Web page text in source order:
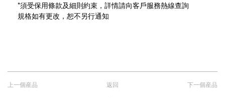
*須受保用條款及細則約束，詳情請向客戶服務熱線查詢
規格如有更改，恕不另行通知
上一個産品 返回 下一個産品